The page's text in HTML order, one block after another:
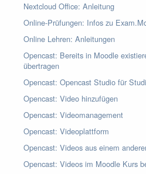
Nextcloud Office: Anleitung
Online-Prüfungen: Infos zu
Online Lehren: Anleitungen
Opencast: Bereits in Moodle
übertragen
Opencast: Opencast Studio für
Opencast: Video hinzufügen
Opencast: Videomanagement
Opencast: Videoplattform
Opencast: Videos aus einem
Opencast: Videos im Moodle Kurs